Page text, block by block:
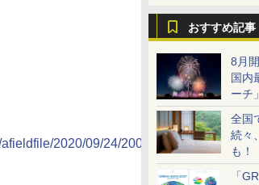
おすすめ記事
8月
国内
ーチ
ど大
全国
続々
も！
め
「
2020/09/24/